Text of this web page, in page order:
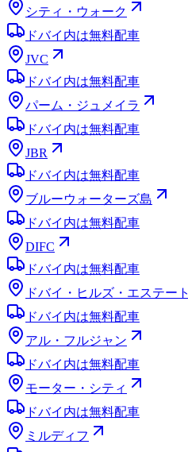
シティ・ウォーク
ドバイ内は無料配車
JVC
ドバイ内は無料配車
パーム・ジュメイラ
ドバイ内は無料配車
JBR
ドバイ内は無料配車
ブルーウォーターズ島
ドバイ内は無料配車
DIFC
ドバイ内は無料配車
ドバイ・ヒルズ・エステート
ドバイ内は無料配車
アル・フルジャン
ドバイ内は無料配車
モーター・シティ
ドバイ内は無料配車
ミルディフ